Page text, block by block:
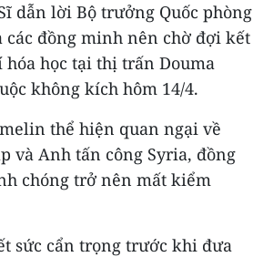
dẫn lời Bộ trưởng Quốc phòng
đồng minh nên chờ đợi kết
học tại thị trấn Douma
không kích hôm 14/4.
thể hiện quan ngại về
và Anh tấn công Syria, đồng
chóng trở nên mất kiểm
sức cẩn trọng trước khi đưa